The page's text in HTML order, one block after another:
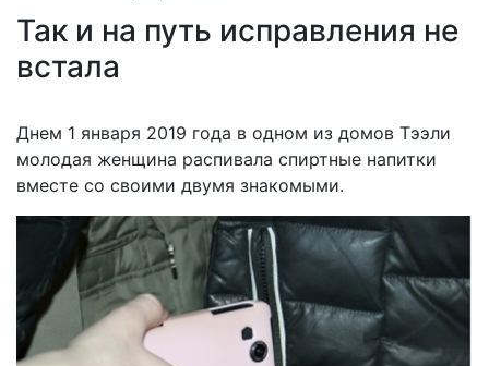
Так и на путь исправления не
встала
Днем 1 января 2019 года в одном из домов Тээли
молодая женщина распивала спиртные напитки
вместе со своими двумя знакомыми.